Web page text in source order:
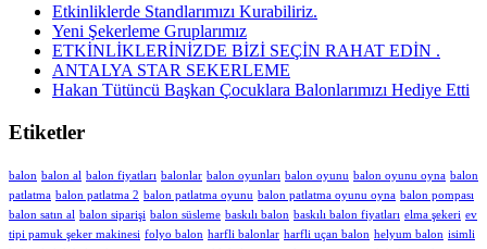
Etkinliklerde Standlarımızı Kurabiliriz.
Yeni Şekerleme Gruplarımız
ETKİNLİKLERİNİZDE BİZİ SEÇİN RAHAT EDİN .
ANTALYA STAR SEKERLEME
Hakan Tütüncü Başkan Çocuklara Balonlarımızı Hediye Etti
Etiketler
balon balon al balon fiyatları balonlar balon oyunları balon oyunu balon oyunu oyna balon
patlatma balon patlatma 2 balon patlatma oyunu balon patlatma oyunu oyna balon pompası
balon satın al balon siparişi balon süsleme baskılı balon baskılı balon fiyatları elma şekeri ev
tipi pamuk şeker makinesi folyo balon harfli balonlar harfli uçan balon helyum balon isimli